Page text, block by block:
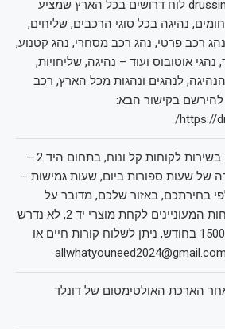
דרושים נהגים – drussimjobbs לוח דרושים בכל הארץ שמציע
נהיגה בכל סוגי הרכבים, שליחים,
רכב פרטי, נהג רכב מסחרי, נהג קטנוע,
אוטובוס ועוד – נהיגה, שליחויות,
לנהגים ונהגות מכל הארץ, רכב
להירשם בקישור הבא:
https://
דרושים דרושות לעבודה בשירות לקוחות קל ונוח, בתחום היד 2 –
של שעות ספורות ביום, שעות גמישות –
בחירתכם, באזור שלכם, מדובר על
מענה טלפוני ופיזי ללקוחות המעוניינים לקחת מוצרי יד 2, לא נדרש
ניסיון, שכר בין 15000-25000 בחודש, ניתן לשלוח קורות חיים או
הארכת האולטימטום של דונלד